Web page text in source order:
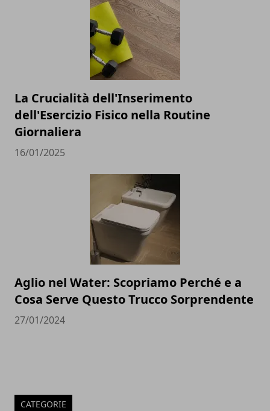
La Crucialità dell'Inserimento
dell'Esercizio Fisico nella Routine
Giornaliera
16/01/2025
Aglio nel Water: Scopriamo Perché e a
Cosa Serve Questo Trucco Sorprendente
27/01/2024
CATEGORIE